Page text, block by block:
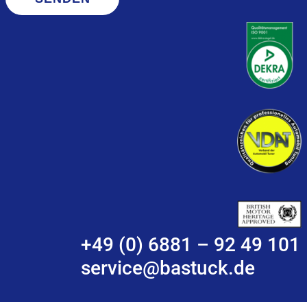
+49 (0) 6881 – 92 49 101
service@bastuck.de